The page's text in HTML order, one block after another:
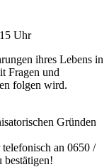
Uhr
ihres Lebens in
Fragen und
folgen wird.
Gründen
telefonisch an 0650 /